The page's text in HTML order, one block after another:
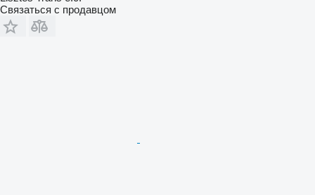
Связаться с продавцом